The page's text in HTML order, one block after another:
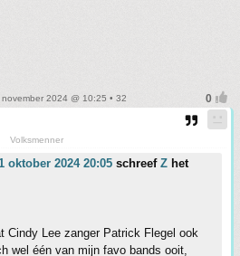
november 2024 @ 10:25 • 32
Volksmenner
oktober 2024 20:05 schreef Z het
Cindy Lee zanger Patrick Flegel ook
wel één van mijn favo bands ooit,